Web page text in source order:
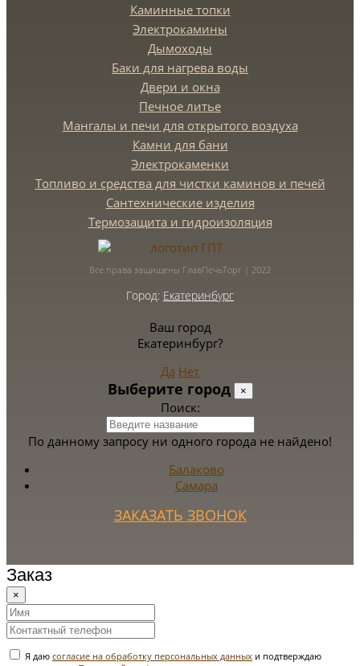
Каминные топки
Электрокамины
Дымоходы
Баки для нагрева воды
Двери и окна
Печное литье
Мангалы и печи для открытого воздуха
Камни для бани
Электрокаменки
Топливо и средства для чистки каминов и печей
Сантехнические изделия
Термозащита и гидроизоляция
Все права защищены ГлавПечьТорг | 2022
Город: Екатеринбург
Ваш город
Екатеринбург?
Да Нет
Выберите город ×
Поиск:
По данному запросу ни одного города не найдено!
Балаково
Самара
ЗАКАЗАТЬ ЗВОНОК
Заказ
×
Я даю согласие на обработку персональных данных и подтверждаю